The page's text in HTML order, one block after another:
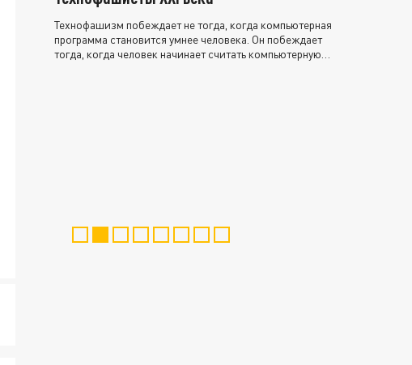
Технофашизм побеждает не тогда, когда компьютерная
программа становится умнее человека. Он побеждает
тогда, когда человек начинает считать компьютерную